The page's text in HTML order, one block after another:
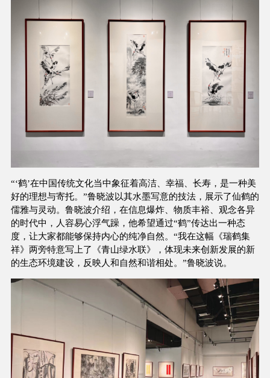
“‘鹤’在中国传统文化当中象征着高洁、幸福、长寿，是一种美
好的理想与寄托。”鲁晓波以其水墨写意的技法，展示了仙鹤的
儒雅与灵动。鲁晓波介绍，在信息爆炸、物质丰裕、观念各异
的时代中，人容易心浮气躁，他希望通过“鹤”传达出一种态
度，让大家都能够保持内心的纯净自然。“我在这幅《瑞鹤集
祥》两旁特意写上了《青山绿水联》，体现未来创新发展的新
的生态环境建设，反映人和自然和谐相处。”鲁晓波说。